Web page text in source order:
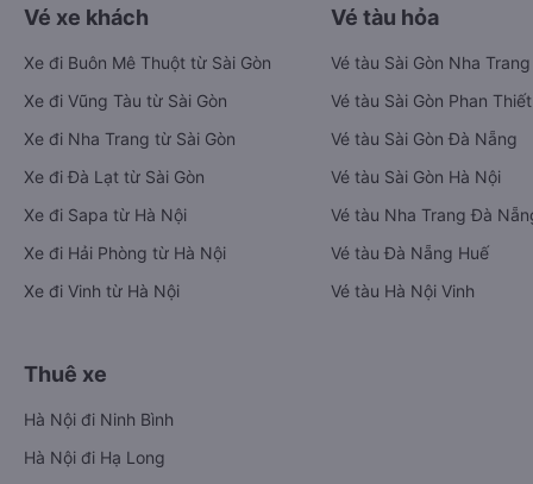
Vé xe khách
Xe đi Buôn Mê Thuột từ Sài Gòn
Xe đi Vũng Tàu từ Sài Gòn
Xe đi Nha Trang từ Sài Gòn
Xe đi Đà Lạt từ Sài Gòn
Xe đi Sapa từ Hà Nội
Xe đi Hải Phòng từ Hà Nội
Xe đi Vinh từ Hà Nội
Vé tàu hỏa
Vé tàu Sài Gòn Nha Trang
Vé tàu Sài Gòn Phan Thiết
Vé tàu Sài Gòn Đà Nẵng
Vé tàu Sài Gòn Hà Nội
Vé tàu Nha Trang Đà
Vé tàu Đà Nẵng Huế
Vé tàu Hà Nội Vinh
Thuê xe
Hà Nội đi Ninh Bình
Hà Nội đi Hạ Long